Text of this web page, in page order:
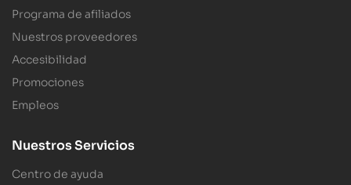
Programa de afiliados
Nuestros proveedores
Accesibilidad
Promociones
Empleos
Nuestros Servicios
Centro de ayuda